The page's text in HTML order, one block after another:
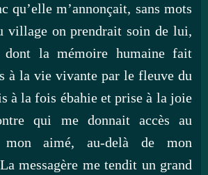
qu’elle m’annonçait, sans mots
village on prendrait soin de lui,
la mémoire humaine fait
à la vie vivante par le fleuve du
à la fois ébahie et prise à la joie
qui me donnait accès au
mon aimé, au-delà de mon
messagère me tendit un grand